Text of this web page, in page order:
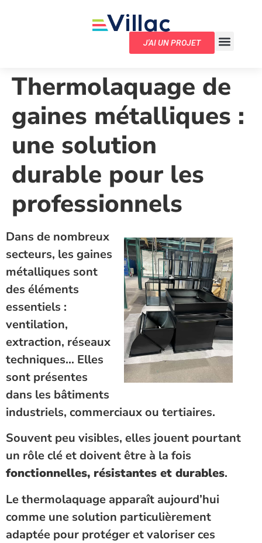
J'AI UN PROJET
Thermolaquage de
gaines métalliques :
une solution
durable pour les
professionnels
Dans de nombreux
secteurs, les gaines
métalliques sont
des éléments
essentiels :
ventilation,
extraction, réseaux
techniques… Elles
sont présentes
dans les bâtiments
industriels, commerciaux ou tertiaires.
Souvent peu visibles, elles jouent pourtant
un rôle clé et doivent être à la fois
fonctionnelles, résistantes et durables.
Le thermolaquage apparaît aujourd’hui
comme une solution particulièrement
adaptée pour protéger et valoriser ces